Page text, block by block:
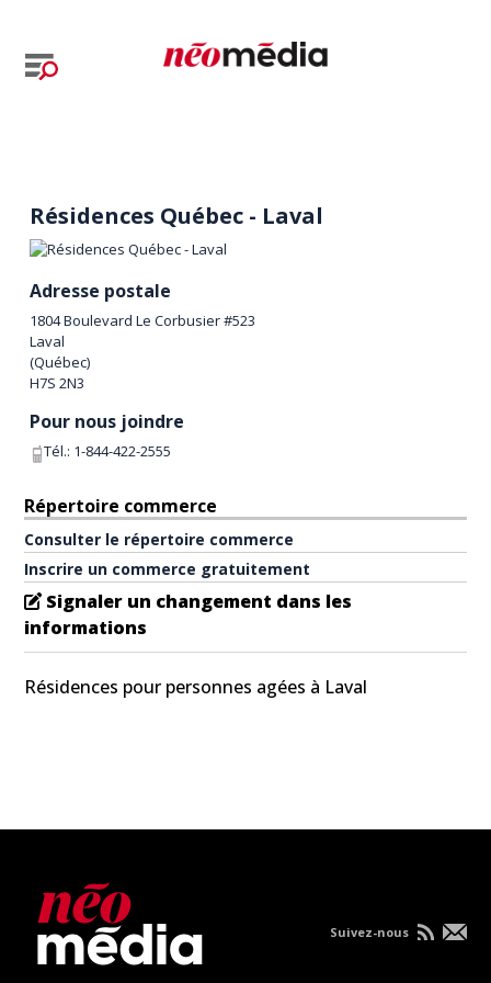
Résidences Québec - Laval
Adresse postale
1804 Boulevard Le Corbusier #523
Laval
(Québec)
H7S 2N3
Pour nous joindre
Tél.: 1-844-422-2555
Répertoire commerce
Consulter le répertoire commerce
Inscrire un commerce gratuitement
Signaler un changement dans les
informations
Résidences pour personnes agées à Laval
Suivez-nous